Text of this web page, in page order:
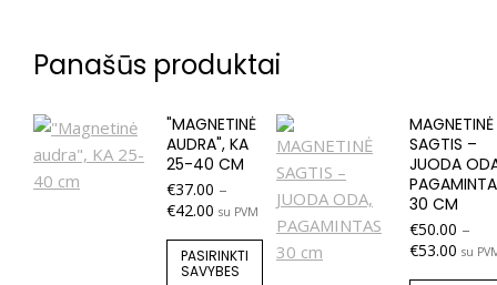
Panašūs produktai
"MAGNETINĖ
AUDRA", KA
25-40 CM
€37.00 –
€42.00 su PVM
PASIRINKTI
SAVYBES
MAGNETINĖ
SAGTIS –
JUODA
30 CM
€50.00 –
€53.00 su